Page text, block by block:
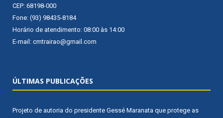
CEP: 68198-000
Fone: (93) 98435-8184
Horário de atendimento: 08:00 às 14:00
E-mail: cmtrairao@gmail.com
ÚLTIMAS PUBLICAÇÕES
Projeto de autoria do presidente Gessé Maranata que protege as